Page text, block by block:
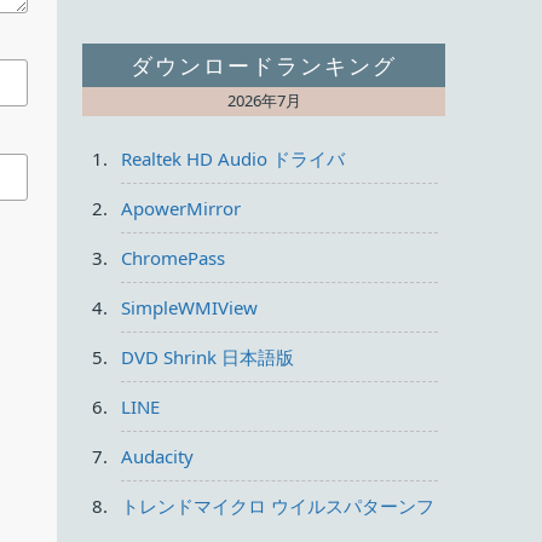
ダウンロードランキング
2026年7月
Realtek HD Audio ドライバ
ApowerMirror
ChromePass
SimpleWMIView
DVD Shrink 日本語版
LINE
Audacity
トレンドマイクロ ウイルスパターンフ